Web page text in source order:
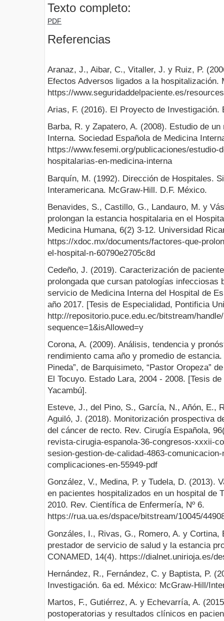
Texto completo:
PDF
Referencias
Aranaz, J., Aibar, C., Vitaller, J. y Ruiz, P.
Efectos Adversos ligados a la hospitalización.
https://www.seguridaddelpaciente.es/
Arias, F. (2016). El Proyecto de Investigación.
Barba, R. y Zapatero, A. (2008). Estudio de
Interna. Sociedad Española de Medicina
https://www.fesemi.org/publicaciones/estudio-
hospitalarias-en-medicina-interna
Barquín, M. (1992). Dirección de Hospitales.
Interamericana. McGraw-Hill. D.F. México.
Benavides, S., Castillo, G., Landauro, M. y
prolongan la estancia hospitalaria en el
Medicina Humana, 6(2) 3-12. Universidad
https://xdoc.mx/documents/factores-que-
el-hospital-n-60790e2705c8d
Cedeño, J. (2019). Caracterización de
prolongada que cursan patologías infecciosas
servicio de Medicina Interna del Hospital de
año 2017. [Tesis de Especialidad, Pontificia
http://repositorio.puce.edu.ec/bitstream/
sequence=1&isAllowed=y
Corona, A. (2009). Análisis, tendencia y
rendimiento cama año y promedio de
Pineda”, de Barquisimeto, “Pastor Oropeza”
El Tocuyo. Estado Lara, 2004 - 2008. [Tesis
Yacambú].
Esteve, J., del Pino, S., García, N., Añón, E.,
Aguiló, J. (2018). Monitorización prospectiva
del cáncer de recto. Rev. Cirugía Española,
revista-cirugia-espanola-36-congresos-xxxii-
sesion-gestion-de-calidad-4863-
complicaciones-en-55949-pdf
González, V., Medina, P. y Tudela, D. (2013).
en pacientes hospitalizados en un hospital de
2010. Rev. Científica de Enfermería, Nº 6.
https://rua.ua.es/dspace/bitstream/10045/
Gonzáles, I., Rivas, G., Romero, A. y Cortina,
prestador de servicio de salud y la estancia
CONAMED, 14(4). https://dialnet.unirioja.es/
Hernández, R., Fernández, C. y Baptista, P.
Investigación. 6a ed. México: McGraw-Hill/
Martos, F., Gutiérrez, A. y Echevarría, A.
postoperatorias y resultados clínicos en